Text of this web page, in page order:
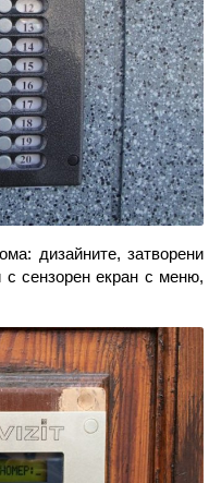
дизайните, затворени
с сензорен екран с меню,